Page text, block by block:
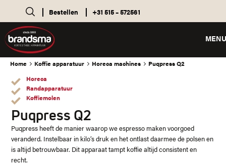
Bestellen +31 515 – 572561
MENU
Home Koffie apparatuur Horeca machines
Puqpress Q2
Horeca
Randapparatuur
Koffiemolen
Puqpress Q2
Puqpress heeft de manier waarop we espresso maken voorgoed
veranderd. Instelbaar in kilo’s druk en het ontlast daarmee de polsen en
is altijd betrouwbaar. Dit apparaat tampt koffie altijd consistent en
recht.